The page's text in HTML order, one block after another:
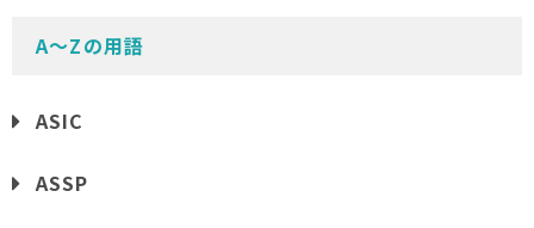
A〜Zの用語
ASIC
ASSP